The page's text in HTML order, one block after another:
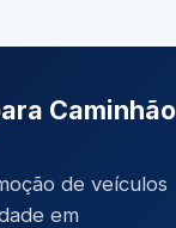
Caminhão
de veículos
em